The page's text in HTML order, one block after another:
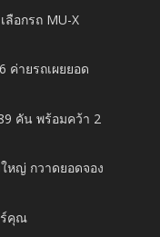
อกรถ MU-X
ค่ายรถเผยยอด
คัน พร้อมคว้า 2
หญ่ กวาดยอดจอง
ร์คุณ